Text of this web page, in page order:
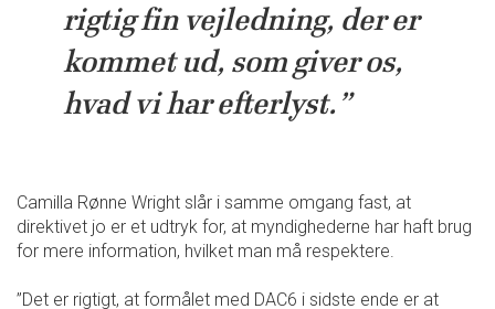
rigtig fin vejledning, der er
kommet ud, som giver os,
hvad vi har efterlyst.”
Camilla Rønne Wright slår i samme omgang fast, at
direktivet jo er et udtryk for, at myndighederne har haft brug
for mere information, hvilket man må respektere.
”Det er rigtigt, at formålet med DAC6 i sidste ende er at